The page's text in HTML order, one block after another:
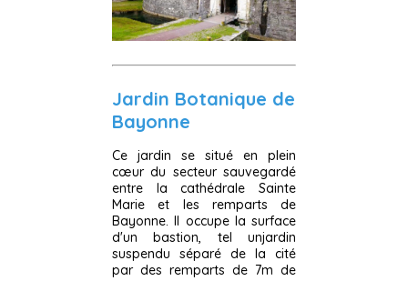
Jardin Botanique de
Bayonne
Ce jardin se situé en plein
cœur du secteur sauvegardé
entre la cathédrale Sainte
Marie et les remparts de
Bayonne. Il occupe la surface
d'un bastion, tel unjardin
suspendu séparé de la cité
par des remparts de 7m de